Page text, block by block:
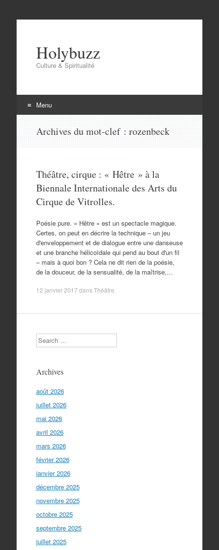
Holybuzz
Culture & Spiritualité
Menu
Archives du mot-clef : rozenbeck
Théâtre, cirque : « Hêtre » à la
Biennale Internationale des Arts du
Cirque de Vitrolles.
Poésie pure. « Hêtre » est un spectacle magique.
Certes, on peut en décrire la technique – un jeu
d'enveloppement et de dialogue entre une danseuse
et une branche hélicoïdale qui pend au bout d'un fil
– mais à quoi bon ? Cela ne dit rien de la poésie,
de la douceur, de la sensualité, de la maîtrise,…
12 janvier 2017 dansThéâtre
Search
Archives
août 2026
juillet 2026
mai 2026
avril 2026
mars 2026
février 2026
janvier 2026
décembre 2025
novembre 2025
octobre 2025
septembre 2025
juillet 2025